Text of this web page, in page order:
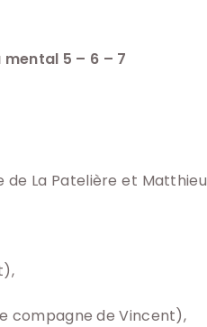
5 – 6 – 7
de La Patelière et Matthieu
compagne de Vincent),